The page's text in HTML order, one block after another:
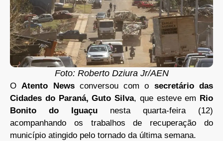
Foto: Roberto Dziura Jr/AEN
OAtento Newsconversou com o secretário das
Cidades do Paraná, Guto Silva, que esteve em Rio
Bonito do Iguaçu nesta quarta-feira (12)
acompanhando os trabalhos de recuperação do
município atingido pelo tornado da última semana.